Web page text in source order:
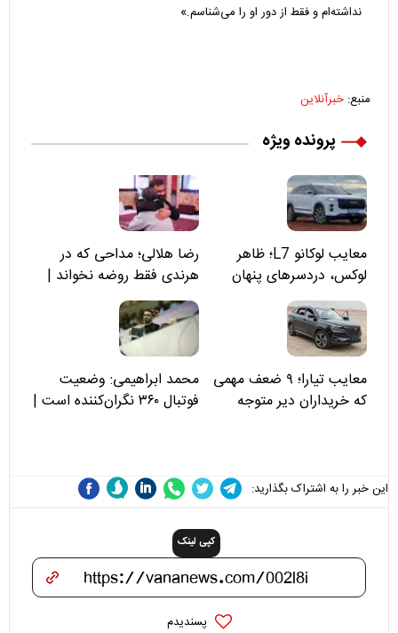
نداشته‌ام و فقط از دور او را می‌شناسم.»
منبع: خبرآنلاین
پرونده ویژه
معایب لوکانو L7؛ ظاهر
لوکس، دردسرهای پنهان
رضا هلالی؛ مداحی که در
هرندی فقط روضه نخواند |
مسئولان «تکیه‌گاه آقا مرتضی
علی(ع)» را جدی‌تر ببینند
معایب تیارا؛ ۹ ضعف مهمی
که خریداران دیر متوجه
محمد ابراهیمی: وضعیت
فوتبال ۳۶۰ نگران‌کننده است |
این خبر را به اشتراک بگذارید:
کپی لینک
پسندیدم